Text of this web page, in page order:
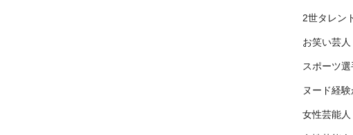
2世タレン
お笑い芸人
スポーツ選
ヌード経
女性芸能人